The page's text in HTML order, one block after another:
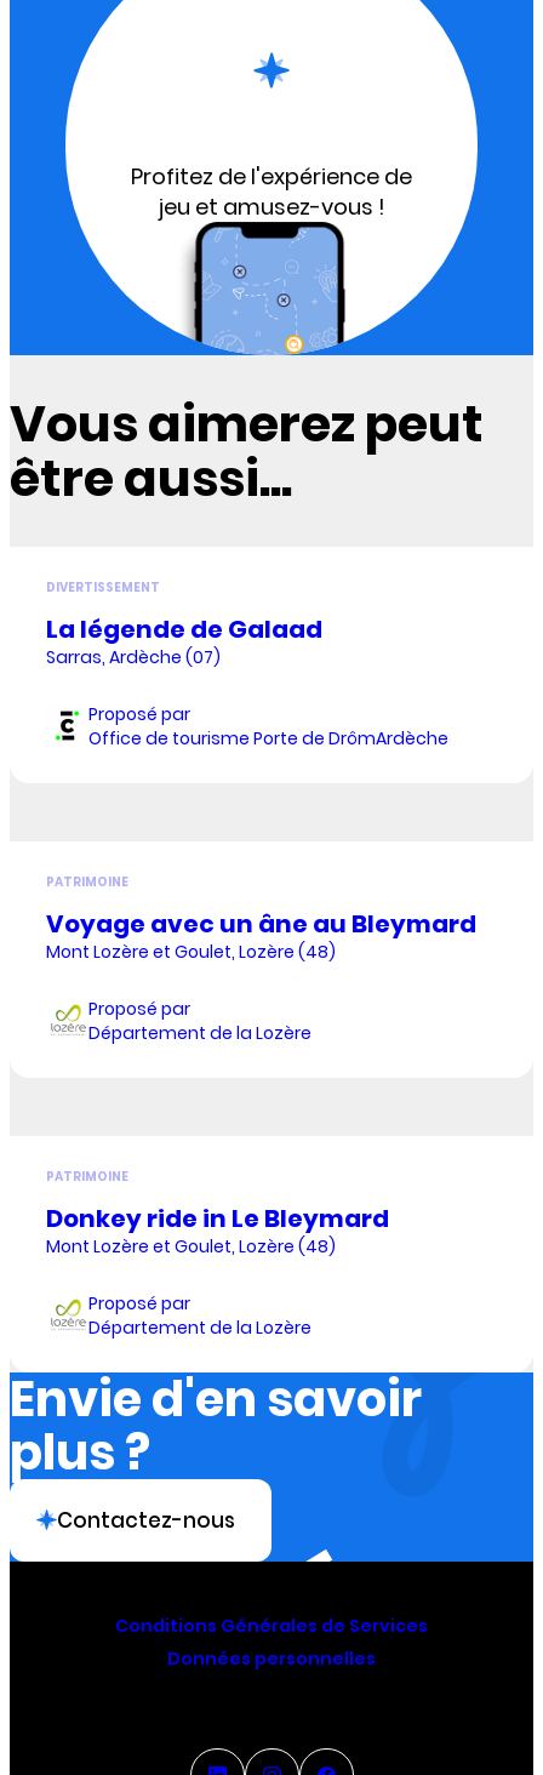
Profitez de l'expérience de
jeu et amusez-vous !
Vous aimerez peut
être aussi...
DIVERTISSEMENT
La légende de Galaad
Sarras, Ardèche (07)
Proposé par
Office de tourisme Porte de DrômArdèche
PATRIMOINE
Voyage avec un âne au Bleymard
Mont Lozère et Goulet, Lozère (48)
Proposé par
Département de la Lozère
PATRIMOINE
Donkey ride in Le Bleymard
Mont Lozère et Goulet, Lozère (48)
Proposé par
Département de la Lozère
Envie d'en savoir
plus ?
Contactez-nous
Conditions Générales de Services
Données personnelles